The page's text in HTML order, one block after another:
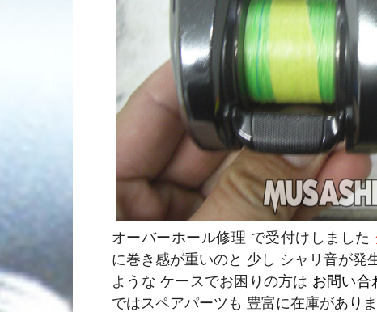
オーバーホール修理 で受付けしました
に巻き感が重いのと 少し シャリ音が
ような ケースでお困りの方は お問い合
ではスペアパーツも 豊富に在庫がありま